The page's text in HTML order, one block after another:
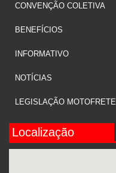
CONVENÇÃO COLETIVA
BENEFÍCIOS
INFORMATIVO
NOTÍCIAS
LEGISLAÇÃO MOTOFRETE
Localização